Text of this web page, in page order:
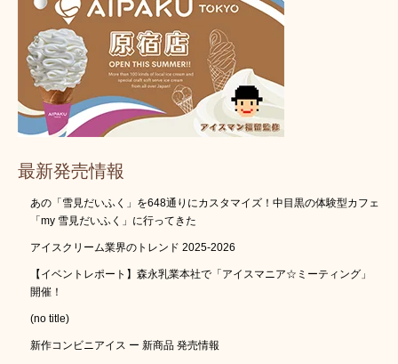
最新発売情報
あの「雪見だいふく」を648通りにカスタマイズ！中目黒の体験型カフェ
「my 雪見だいふく」に行ってきた
アイスクリーム業界のトレンド 2025-2026
【イベントレポート】森永乳業本社で「アイスマニア☆ミーティング」
開催！
(no title)
新作コンビニアイス ー 新商品 発売情報